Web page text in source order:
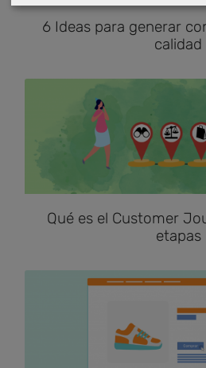
6 Ideas para generar
calidad
Qué es el Customer
etapas